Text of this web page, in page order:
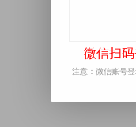
微信扫
注意：微信账号